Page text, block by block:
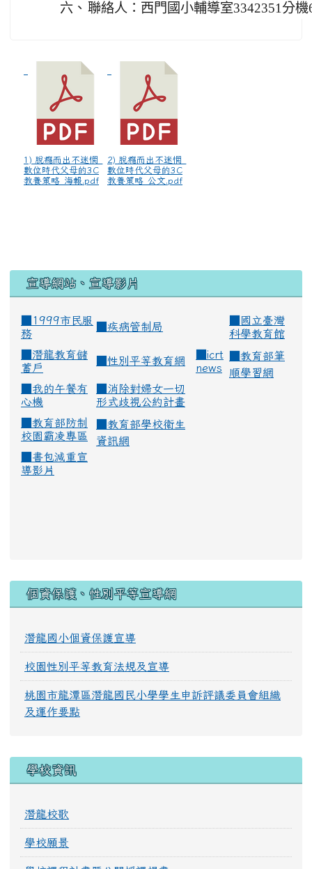
六、 聯絡人：西門國小輔導室3342351分
1) 脫癮而出不迷惘_
數位時代父母的3C
教養策略_海報.pdf
2) 脫癮而出不迷惘_
數位時代父母的3C
教養策略_公文.pdf
宣導網站、宣導影片
■1999市民服
務
疾病管制局
國立臺灣
科學教育館
潛龍教育儲
蓄戶
性別平等教育網
icrt
news
教育部筆
順學習網
我的午餐有
心機
消除對婦女一切
形式歧視公約計畫
教育部防制
校園霸凌專區
教育部學校衛生
資訊網
書包減重宣
導影片
個資保護、性別平等宣導網
潛龍國小個資保護宣導
校園性別平等教育法規及宣導
桃園市龍潭區潛龍國民小學學生申訴評議委員會組織
及運作要點
學校資訊
潛龍校歌
學校願景